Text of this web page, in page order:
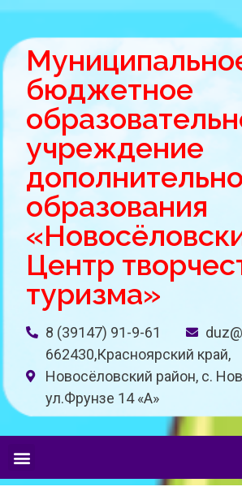
бюджетное
учреждение
образования
Центр
туризма»
8 (39147) 91-9-61
662430,Красноярский край,
Новосёловский район, с.
ул.Фрунзе 14 «A»